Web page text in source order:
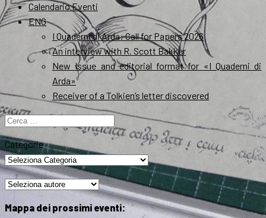
Calendario Eventi
ENG
I Quaderni di Arda: Call for Papers 2026
An interview with R. Scott Bakker
New Issue and editorial format for «I Quaderni di
Arda»
Receiver of a Tolkien’s letter discovered
Ricerca
per:
Categorie
Mappa dei prossimi eventi: